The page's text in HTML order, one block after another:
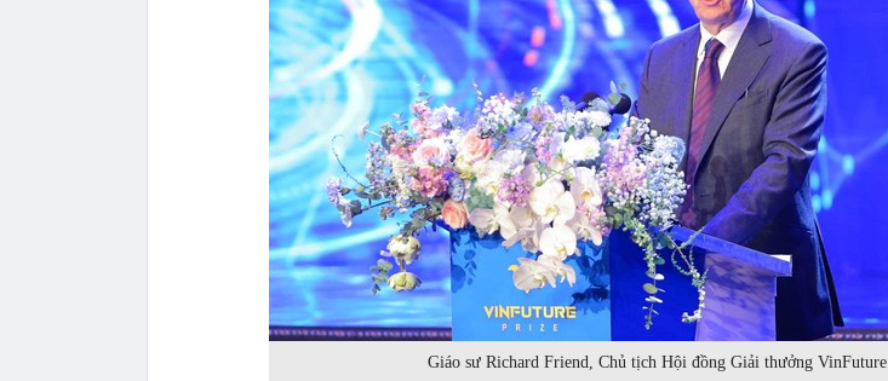
Giáo sư Richard Friend, Chủ tịch Hội đồng Giải thưởng VinFuture